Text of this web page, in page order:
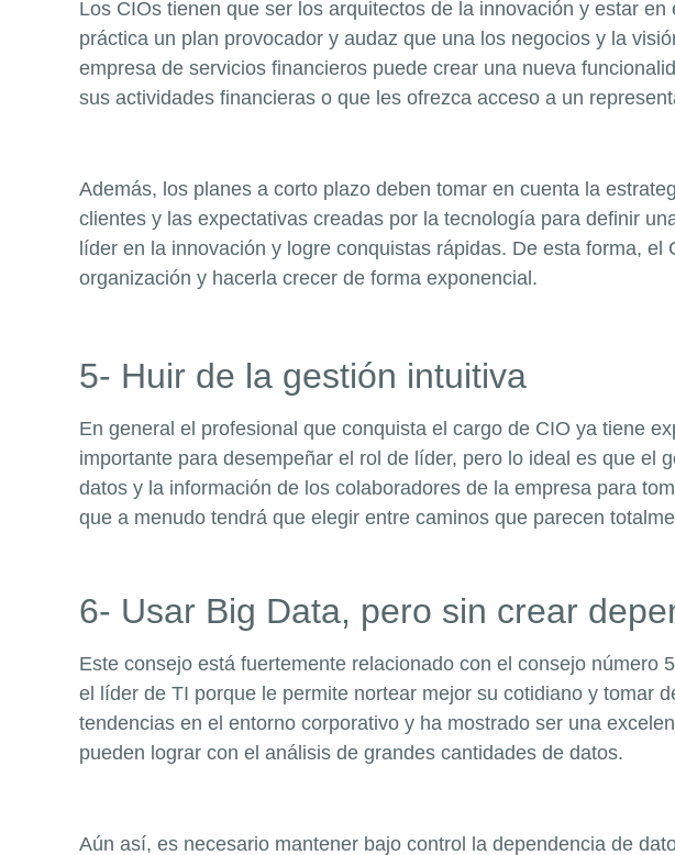
Los CIOs tienen que ser los arquitectos de la innovación y estar
práctica un plan provocador y audaz que una los negocios y la
empresa de servicios financieros puede crear una nueva
sus actividades financieras o que les ofrezca acceso a un
Además, los planes a corto plazo deben tomar en cuenta la
clientes y las expectativas creadas por la tecnología para definir
líder en la innovación y logre conquistas rápidas. De esta forma,
organización y hacerla crecer de forma exponencial.
5- Huir de la gestión intuitiva
En general el profesional que conquista el cargo de CIO ya tiene
importante para desempeñar el rol de líder, pero lo ideal es que el
datos y la información de los colaboradores de la empresa para
que a menudo tendrá que elegir entre caminos que parecen
6- Usar Big Data, pero sin crear
Este consejo está fuertemente relacionado con el consejo
el líder de TI porque le permite nortear mejor su cotidiano y tomar
tendencias en el entorno corporativo y ha mostrado ser una
pueden lograr con el análisis de grandes cantidades de datos.
Aún así, es necesario mantener bajo control la dependencia de